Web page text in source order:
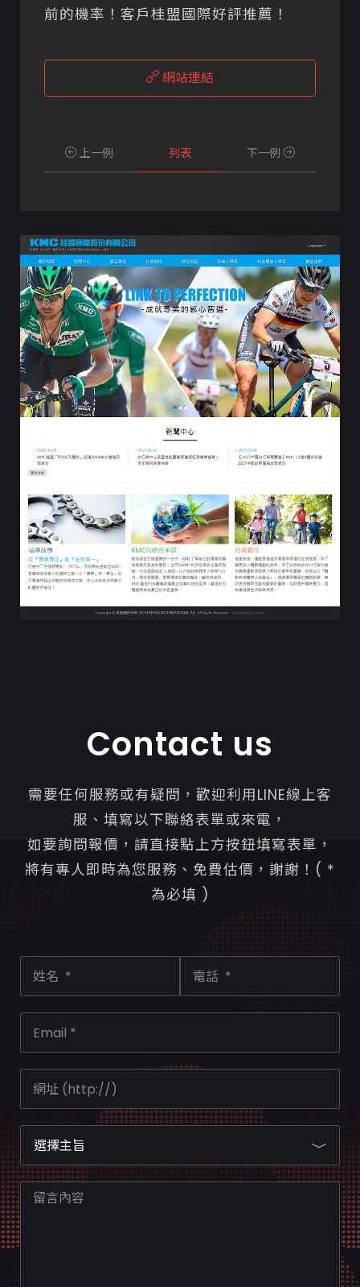
前的機率！客戶桂盟國際好評推薦！
網站連結
上一例 列表 下一例
Contact us
需要任何服務或有疑問，歡迎利用LINE線上客
服、填寫以下聯絡表單或來電，
如要詢問報價，請直接點上方按鈕填寫表單，
將有專人即時為您服務、免費估價，謝謝！( *
為必填 )